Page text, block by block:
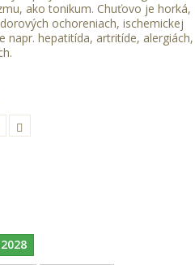
ako tonikum. Chuťovo je horká,
ochoreniach, ischemickej
napr. hepatitída, artritíde, alergiách,